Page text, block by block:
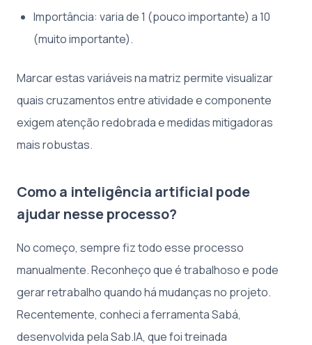
Importância: varia de 1 (pouco importante) a 10
(muito importante).
Marcar estas variáveis na matriz permite visualizar
quais cruzamentos entre atividade e componente
exigem atenção redobrada e medidas mitigadoras
mais robustas.
Como a inteligência artificial pode
ajudar nesse processo?
No começo, sempre fiz todo esse processo
manualmente. Reconheço que é trabalhoso e pode
gerar retrabalho quando há mudanças no projeto.
Recentemente, conheci a ferramenta Sabá,
desenvolvida pela Sab.IA, que foi treinada